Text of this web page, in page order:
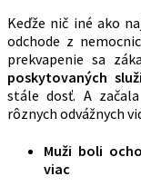
Keďže nič iné ako
odchode z
prekvapenie sa
poskytovaných
stále dosť. A
rôznych odvážnych
Muži boli
viac